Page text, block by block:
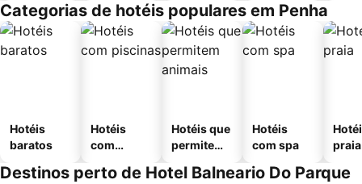
Categorias de hotéis populares em Penha
Hotéis
baratos
Hotéis
com
Hotéis que
permitem
Hotéis
com spa
praia
Destinos perto de Hotel Balneario Do Parque